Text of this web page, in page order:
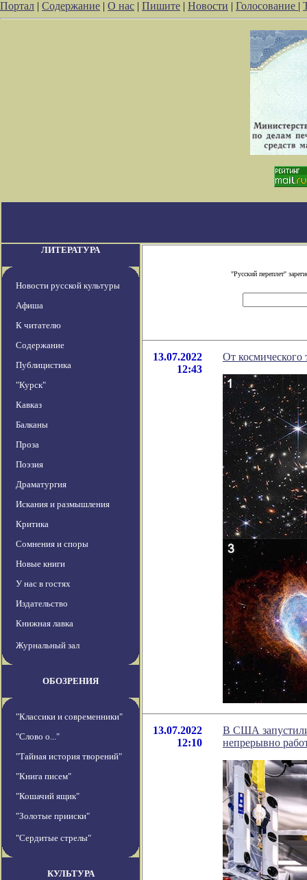
Портал | Содержание | О нас | Пишите | Новости | Голосование |
ЛИТЕРАТУРА
Новости русской культуры
Афиша
К читателю
Содержание
Публицистика
"Курск"
Кавказ
Балканы
Проза
Поэзия
Драматургия
Искания и размышления
Критика
Сомнения и споры
Новые книги
У нас в гостях
Издательство
Книжная лавка
Журнальный зал
ОБОЗРЕНИЯ
"Классики и современники"
"Слово о..."
"Тайная история творений"
"Книга писем"
"Кошачий ящик"
"Золотые прииски"
"Сердитые стрелы"
КУЛЬТУРА
"Русский переплет"
13.07.2022
12:43
От
13.07.2022
12:10
В США запустили
непрерывно